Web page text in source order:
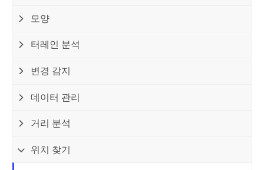
모양
터레인 분석
변경 감지
데이터 관리
거리 분석
위치 찾기